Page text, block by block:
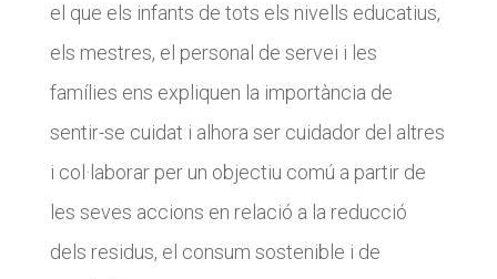
el que els infants de tots els nivells educatius,
els mestres, el personal de servei i les
famílies ens expliquen la importància de
sentir-se cuidat i alhora ser cuidador del altres
i col·laborar per un objectiu comú a partir de
les seves accions en relació a la reducció
dels residus, el consum sostenible i de
ACTUALITAT
Notícies
Butlletins
Diari de la Fundació
Fundesplai als mitjans
Xarxes socials
ACTUALITAT
Notícies
Butlletins
Diari de la Fundació
Fundesplai als mitjans
Xarxes socials